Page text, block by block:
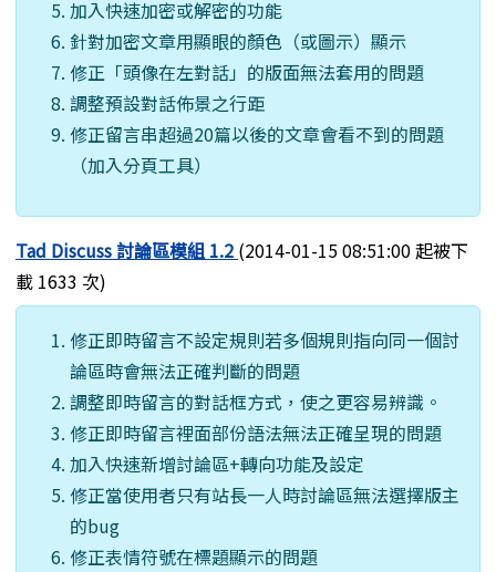
加入快速加密或解密的功能
針對加密文章用顯眼的顏色（或圖示）顯示
修正「頭像在左對話」的版面無法套用的問題
調整預設對話佈景之行距
修正留言串超過20篇以後的文章會看不到的問題
（加入分頁工具）
Tad Discuss 討論區模組 1.2 (2014-01-15 08:51:00 起被下
載 1633 次)
修正即時留言不設定規則若多個規則指向同一個討
論區時會無法正確判斷的問題
調整即時留言的對話框方式，使之更容易辨識。
修正即時留言裡面部份語法無法正確呈現的問題
加入快速新增討論區+轉向功能及設定
修正當使用者只有站長一人時討論區無法選擇版主
的bug
修正表情符號在標題顯示的問題